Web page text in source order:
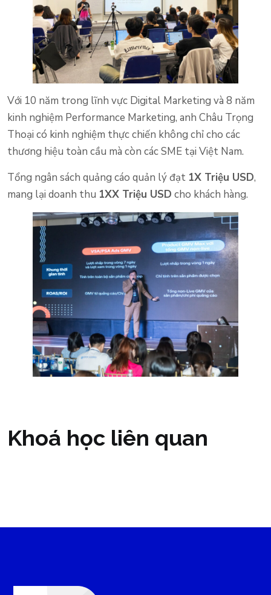
Với 10 năm trong lĩnh vực Digital Marketing và 8 năm
kinh nghiệm Performance Marketing, anh Châu Trọng
Thoại có kinh nghiệm thực chiến không chỉ cho các
thương hiệu toàn cầu mà còn các SME tại Việt Nam.
Tổng ngân sách quảng cáo quản lý đạt 1X Triệu USD,
mang lại doanh thu 1XX Triệu USD cho khách hàng.
Khoá học liên quan